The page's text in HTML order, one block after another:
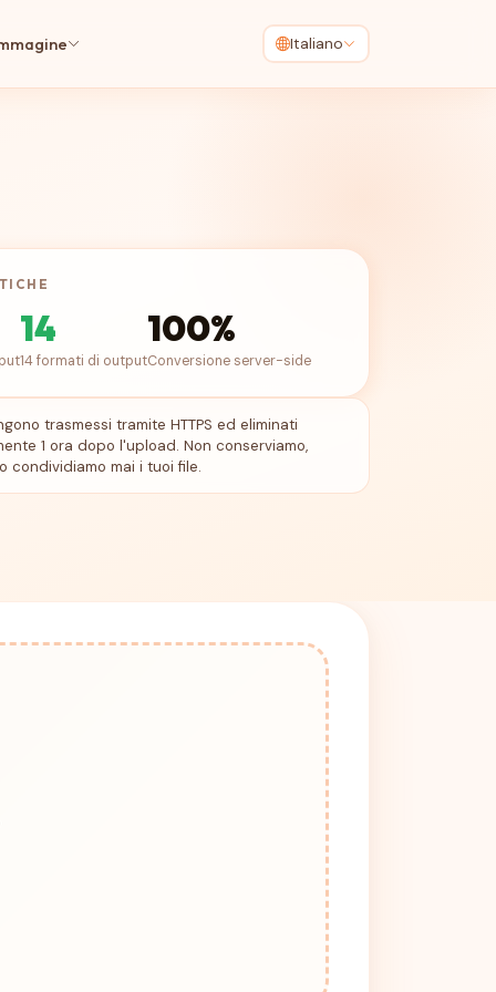
CR3 Comprimi CR3
Comprimi NRW
Comprimi ARW
Comprimi RW2
Comprimi RAF
PNG
WebP
GIF
HEIC
Italiano
14
14 formati di output
100%
Conversione server-side
trasmessi tramite HTTPS ed eliminati
1 ora dopo l'upload. Non conserviamo,
condividiamo mai i tuoi file.